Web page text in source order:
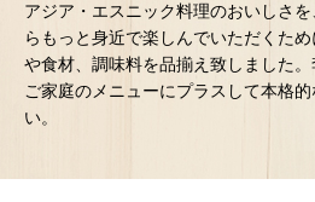
アジア・エスニック料理のおいしさ
らもっと身近で楽しんでいただくた
や食材、調味料を品揃え致しました。
ご家庭のメニューにプラスして本格
い。